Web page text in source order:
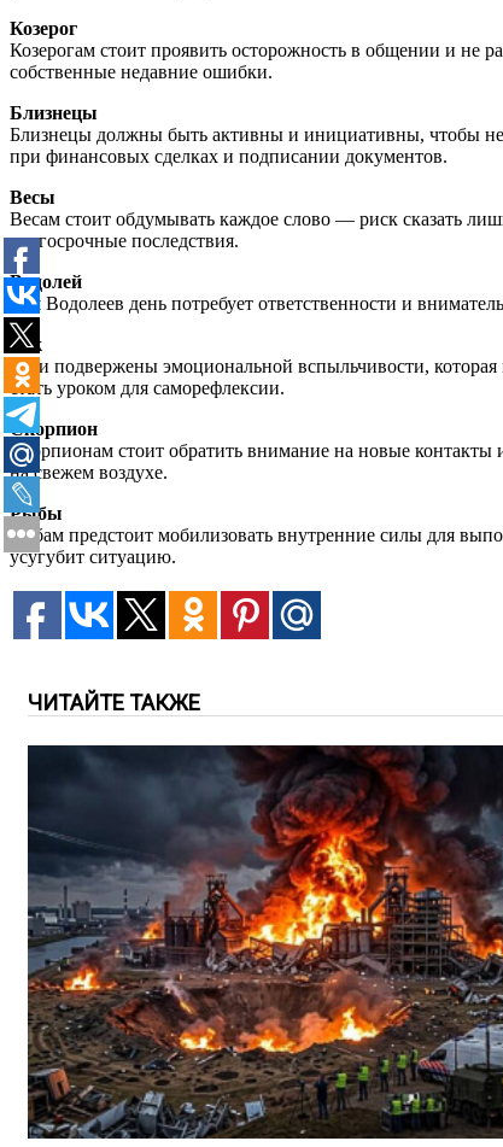
Козерог
Козерогам стоит проявить осторожность в общении и не
собственные недавние ошибки.
Близнецы
Близнецы должны быть активны и инициативны, чтобы не
при финансовых сделках и подписании документов.
Весы
Весам стоит обдумывать каждое слово — риск сказать
долгосрочные последствия.
Водолей
Для Водолеев день потребует ответственности и
Рак
Раки подвержены эмоциональной вспыльчивости,
стать уроком для саморефлексии.
Скорпион
Скорпионам стоит обратить внимание на новые
на свежем воздухе.
Рыбы
Рыбам предстоит мобилизовать внутренние силы для
усугубит ситуацию.
ЧИТАЙТЕ ТАКЖЕ